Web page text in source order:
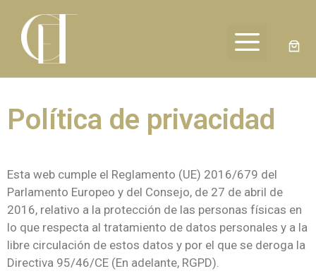
Política de privacidad
Esta web cumple el Reglamento (UE) 2016/679 del
Parlamento Europeo y del Consejo, de 27 de abril de
2016, relativo a la protección de las personas físicas en
lo que respecta al tratamiento de datos personales y a la
libre circulación de estos datos y por el que se deroga la
Directiva 95/46/CE (En adelante, RGPD).